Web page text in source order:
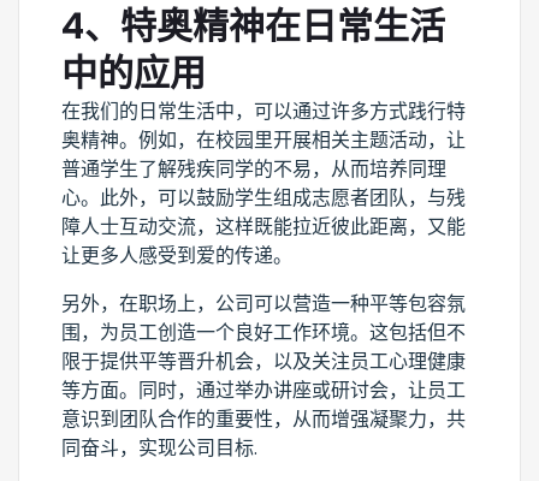
4、特奥精神在日常生活
中的应用
在我们的日常生活中，可以通过许多方式践行特
奥精神。例如，在校园里开展相关主题活动，让
普通学生了解残疾同学的不易，从而培养同理
心。此外，可以鼓励学生组成志愿者团队，与残
障人士互动交流，这样既能拉近彼此距离，又能
让更多人感受到爱的传递。
另外，在职场上，公司可以营造一种平等包容氛
围，为员工创造一个良好工作环境。这包括但不
限于提供平等晋升机会，以及关注员工心理健康
等方面。同时，通过举办讲座或研讨会，让员工
意识到团队合作的重要性，从而增强凝聚力，共
同奋斗，实现公司目标.